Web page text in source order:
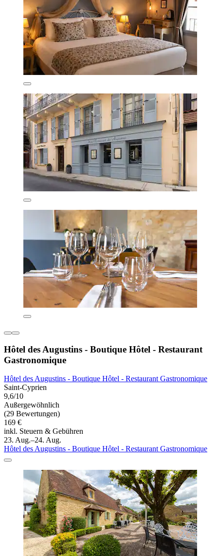
Hôtel des Augustins - Boutique Hôtel - Restaurant
Gastronomique
Hôtel des Augustins - Boutique Hôtel - Restaurant Gastronomique
Saint-Cyprien
9,6/10
Außergewöhnlich
(29 Bewertungen)
169 €
inkl. Steuern & Gebühren
23. Aug.–24. Aug.
Hôtel des Augustins - Boutique Hôtel - Restaurant Gastronomique